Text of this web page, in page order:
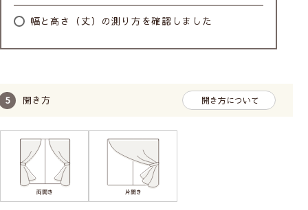
幅と高さ（丈）の測り方を確認しました
開き方 開き方について